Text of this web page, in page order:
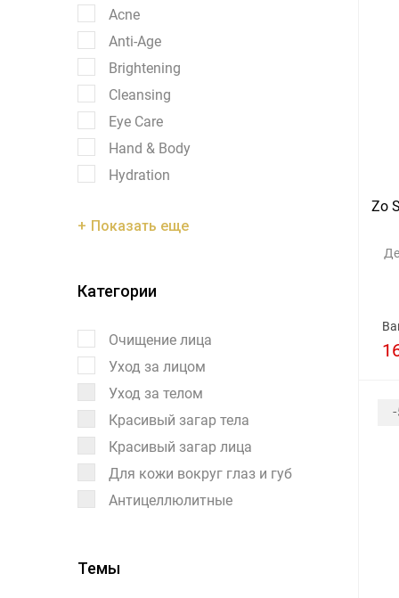
Acne
Anti-Age
Brightening
Cleansing
Eye Care
Hand & Body
Hydration
Показать еще
Категории
Очищение лица
Уход за лицом
Уход за телом
Красивый загар тела
Красивый загар лица
Для кожи вокруг глаз и губ
Антицеллюлитные
Темы
Zo